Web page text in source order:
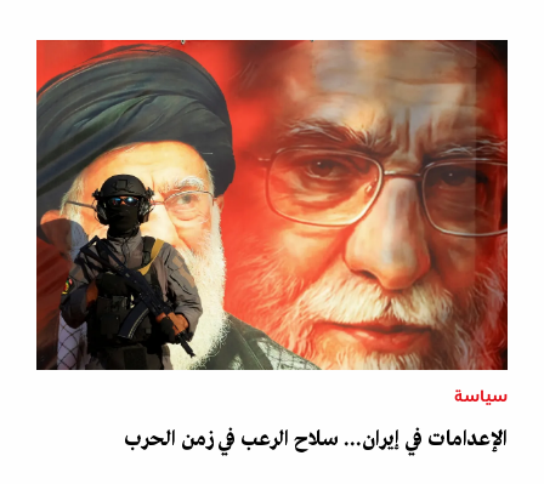
سياسة
الإعدامات في إيران... سلاح الرعب في زمن الحرب